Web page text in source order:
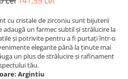
cu cristale de zirconiu sunt bijuterii
adaugă un farmec subtil și strălucire la
și potrivite pentru a fi purtați într-o
elegante până la ținute mai
un plus de strălucire și rafinament
tău.
Argintiu